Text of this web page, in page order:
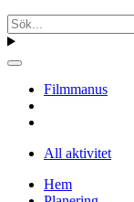
Filmmanus
All aktivitet
Hem